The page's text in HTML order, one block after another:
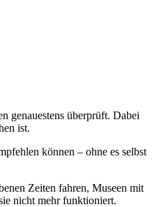
genauestens überprüft. Dabei
ist.
können – ohne es selbst
Zeiten fahren, Museen mit
nicht mehr funktioniert.